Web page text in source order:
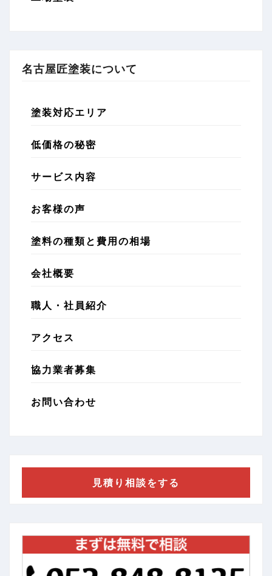
名古屋匠塗装について
塗装対応エリア
低価格の秘密
サービス内容
お客様の声
塗料の種類と費用の相場
会社概要
職人・社員紹介
アクセス
協力業者募集
お問い合わせ
見積り相談をする